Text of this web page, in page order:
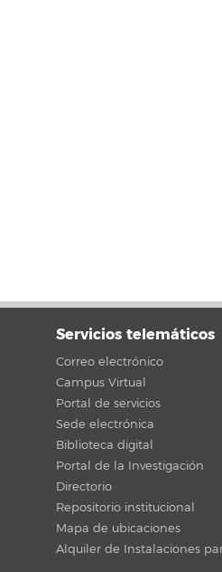
Servicios telemáticos
Correo electrónico
Campus Virtual
Portal de servicios
Sede electrónica
Biblioteca digital
Portal de la Investigación
Directorio
Repositorio institucional
Mapa de ubicaciones
Alquiler de Instalaciones